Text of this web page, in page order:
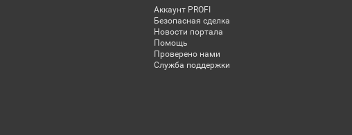
Аккаунт PROFI
Безопасная сделка
Новости портала
Помощь
Проверено нами
Служба поддержки